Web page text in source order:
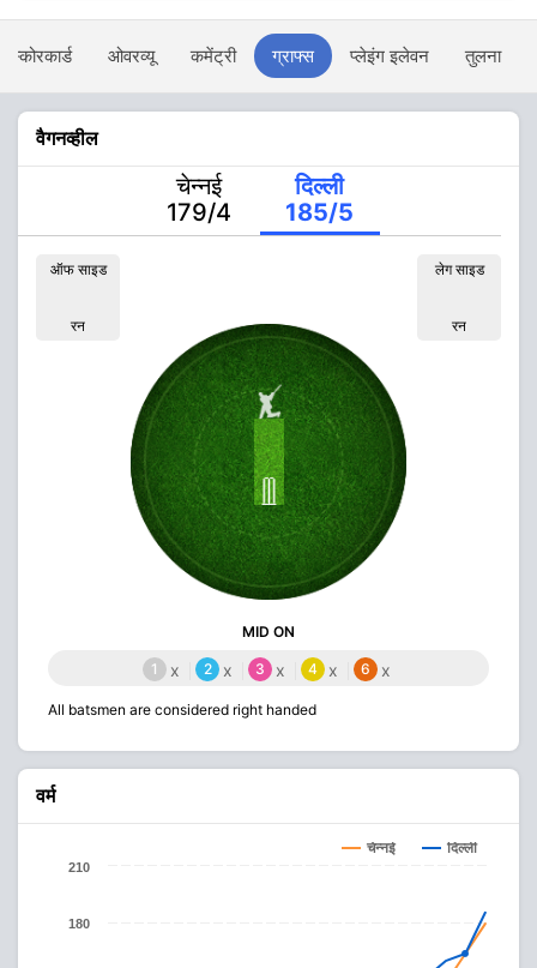
स्कोरकार्ड ओवरव्यू कमेंट्री ग्राफ्स प्लेइंग इलेवन तुलना
वैगनव्हील
चेन्नई
179/4
दिल्ली
185/5
ऑफ साइड
रन
लेग साइड
रन
MID ON
1 x 2 x 3 x 4 x 6 x
All batsmen are considered right handed
वर्म
चेन्नई दिल्ली
180
210